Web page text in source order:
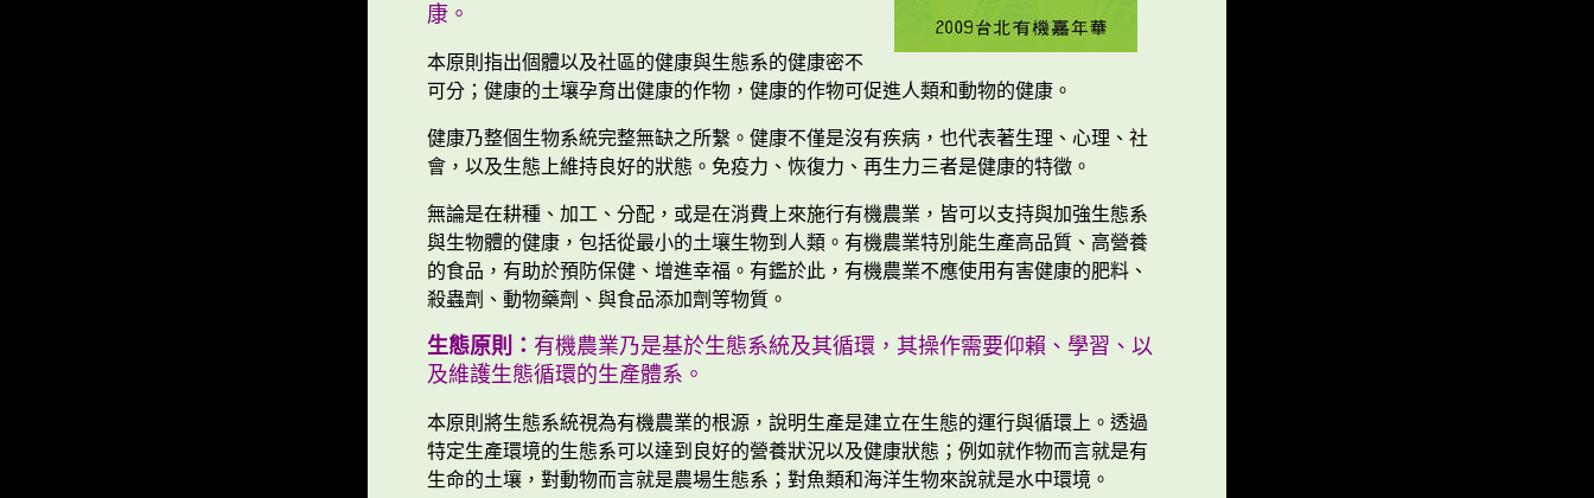
康。
本原則指出個體以及社區的健康與生態系的健康密不
可分；健康的土壤孕育出健康的作物，健康的作物可促進人類和動物的健康。
健康乃整個生物系統完整無缺之所繫。健康不僅是沒有疾病，也代表著生理、心理、社
會，以及生態上維持良好的狀態。免疫力、恢復力、再生力三者是健康的特徵。
無論是在耕種、加工、分配，或是在消費上來施行有機農業，皆可以支持與加強生態系
與生物體的健康，包括從最小的土壤生物到人類。有機農業特別能生產高品質、高營養
的食品，有助於預防保健、增進幸福。有鑑於此，有機農業不應使用有害健康的肥料、
殺蟲劑、動物藥劑、與食品添加劑等物質。
生態原則： 有機農業乃是基於生態系統及其循環，其操作需要仰賴、學習、以
及維護生態循環的生產體系。
本原則將生態系統視為有機農業的根源，說明生產是建立在生態的運行與循環上。透過
特定生產環境的生態系可以達到良好的營養狀況以及健康狀態；例如就作物而言就是有
生命的土壤，對動物而言就是農場生態系；對魚類和海洋生物來說就是水中環境。